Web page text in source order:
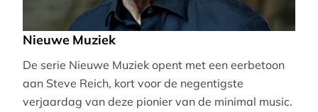
Nieuwe Muziek
De serie Nieuwe Muziek opent met een eerbetoon
aan Steve Reich, kort voor de negentigste
verjaardag van deze pionier van de minimal music.